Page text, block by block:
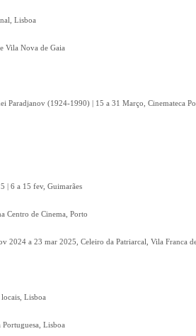
Lisboa
Vila Nova de Gaia
Paradjanov (1924-1990) | 15 a 31 Março, Cinemateca
| 6 a 15 fev, Guimarães
Centro de Cinema, Porto
2024 a 23 mar 2025, Celeiro da Patriarcal, Vila Franca
Lisboa
Lisboa